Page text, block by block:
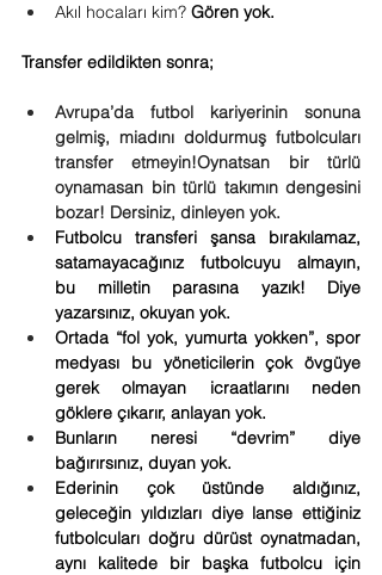
Akıl hocaları kim? Gören yok.
Transfer edildikten sonra;
Avrupa’da futbol kariyerinin sonuna
gelmiş, miadını doldurmuş futbolcuları
transfer etmeyin!Oynatsan bir türlü
oynamasan bin türlü takımın dengesini
bozar! Dersiniz, dinleyen yok.
Futbolcu transferi şansa bırakılamaz,
satamayacağınız futbolcuyu almayın,
bu milletin parasına yazık! Diye
yazarsınız, okuyan yok.
Ortada “fol yok, yumurta yokken”, spor
medyası bu yöneticilerin çok övgüye
gerek olmayan icraatlarını neden
göklere çıkarır, anlayan yok.
Bunların neresi “devrim” diye
bağırırsınız, duyan yok.
Ederinin çok üstünde aldığınız,
geleceğin yıldızları diye lanse ettiğiniz
futbolcuları doğru dürüst oynatmadan,
aynı kalitede bir başka futbolcu için